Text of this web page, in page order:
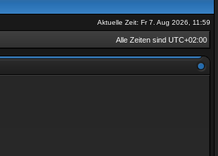
Aktuelle Zeit: Fr 7. Aug 2026, 11:59
Alle Zeiten sind UTC+02:00